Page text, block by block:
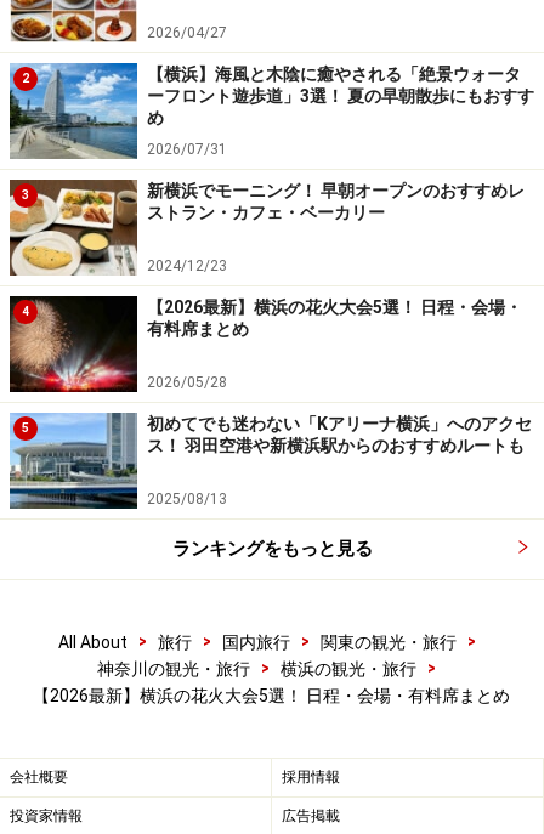
バル」情報
開催日：2026年8月24日（月）
時間：18:30～20:00（予定）
会場：みなとみらい21地区 臨港パーク、カップヌードル
ミュージアムパーク、横浜ハンマーヘッド（9号岸壁、
パーク）、耐震バースほか ※予定
3. 第52回 金沢まつり花火大会
横浜・八景島シーパラダイス内から見た金沢まつり花火大会
（筆者撮影）
横浜市で唯一、浜辺から花火が見られる「金沢まつり花
火大会」。約3500発の花火が夜空を彩ります。
ど、広範囲から見えるので、観覧場所の確保は比較的容
ご注意ください。
■「第52回 金沢まつり花火大会」情報
※荒天の場合は中止
時間：
会場：
2026/04/27
2
【横浜】海風と木陰に癒やされる「絶景ウォータ
ーフロント遊歩道」3選！ 夏の早朝散歩にもおすす
め
2026/07/31
3
新横浜でモーニング！ 早朝オープンのおすすめレ
ストラン・カフェ・ベーカリー
2024/12/23
4
【2026最新】横浜の花火大会5選！ 日程・会場・
有料席まとめ
2026/05/28
5
初めてでも迷わない「Kアリーナ横浜」へのアクセ
ス！ 羽田空港や新横浜駅からのおすすめルートも
2025/08/13
ランキングをもっと見る
All About > 旅行 > 国内旅行 > 関東の観光・旅行
>
神奈川の観光・旅行
> 横浜の観光・旅行
>
【2026最新】横浜の花火大会5選！ 日程・会場・有料席まとめ
会社概要 採用情報
投資家情報 広告掲載